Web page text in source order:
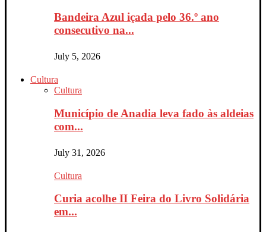
Bandeira Azul içada pelo 36.º ano
consecutivo na...
July 5, 2026
Cultura
Cultura
Município de Anadia leva fado às aldeias
com...
July 31, 2026
Cultura
Curia acolhe II Feira do Livro Solidária
em...